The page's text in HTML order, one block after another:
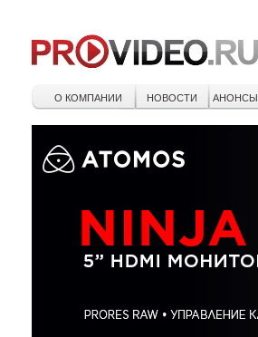
О КОМПАНИИ НОВОСТИ АНОНСЫ